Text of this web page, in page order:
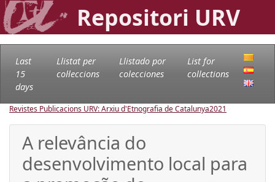
Repositori URV
Last
15
days
Llistat per
col·leccions
Llistado por
colecciones
List for
collections
Revistes Publicacions URV: Arxiu d'Etnografia de Catalunya2021
A relevância do
desenvolvimento local para